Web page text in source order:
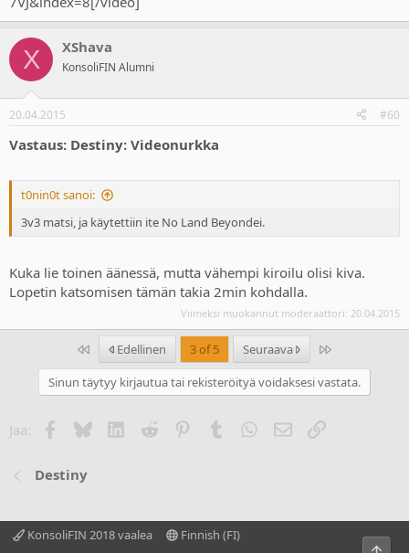
X XShava
KonsoliFIN Alumni
20.04.2015 #60
Vastaus: Destiny: Videonurkka
t0nin0t sanoi:
3v3 matsi, ja käytettiin ite No Land Beyondei.
Kuka lie toinen äänessä, mutta vähempi kiroilu olisi kiva.
Lopetin katsomisen tämän takia 2min kohdalla.
Viimeksi muokannut moderaattori: 20.04.2015
Ensimmäinen
Edellinen 3 of 5 Seuraava Last
Sinun täytyy kirjautua tai rekisteröityä voidaksesi vastata.
Jaa: Facebook
BlueskyLinkedIn
Reddit PinterestTumblr WhatsApp
Sähköposti
Linkki
Destiny
KonsoliFIN 2018 vaalea
Finnish (FI)